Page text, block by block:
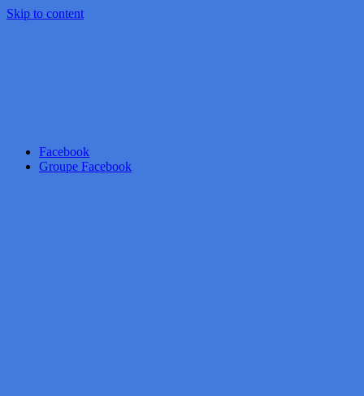
Skip to content
Facebook
Groupe Facebook